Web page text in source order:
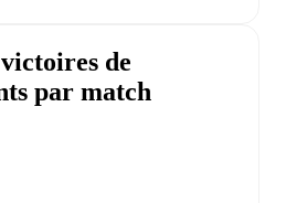
de
par match